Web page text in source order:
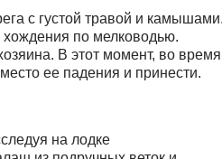
с густой травой и камышами.
по мелководью.
В этот момент, во время
ее падения и принести.
на лодке